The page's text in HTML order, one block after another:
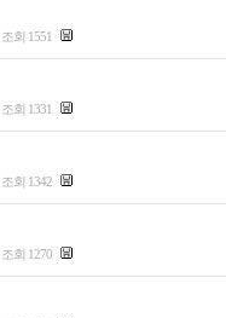
조회 1551
조회 1331
조회 1342
조회 1270